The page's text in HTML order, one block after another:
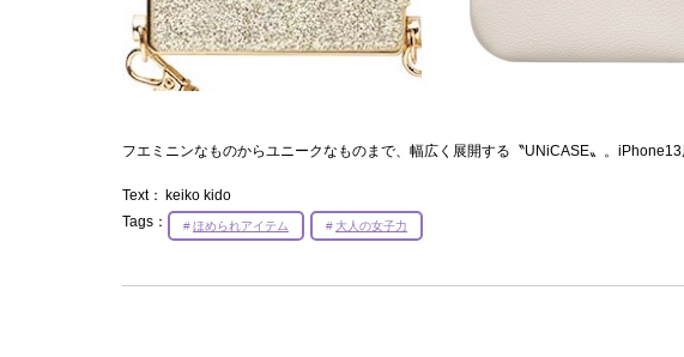
フエミニンなものからユニークなものまで、幅広く展開する〝UNiCASE〟。
Text： keiko kido
Tags：
ほめられアイテム 大人の女子力